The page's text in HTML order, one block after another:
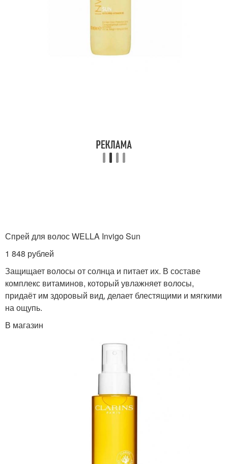
Спрей для волос WELLA Invigo Sun
1 848 рублей
Защищает волосы от солнца и питает их. В составе
комплекс витаминов, который увлажняет волосы,
придаёт им здоровый вид, делает блестящими и мягкими
на ощупь.
В магазин